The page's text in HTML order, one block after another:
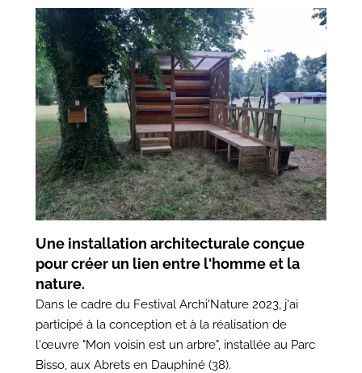
Une installation architecturale conçue
pour créer un lien entre l'homme et la
nature.
Dans le cadre du Festival Archi'Nature 2023, j'ai
participé à la conception et à la réalisation de
l'œuvre "Mon voisin est un arbre", installée au Parc
Bisso, aux Abrets en Dauphiné (38).